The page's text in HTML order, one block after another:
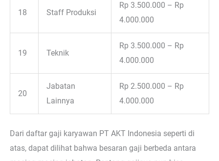
18 Staff Produksi
Rp 3.500.000 – Rp
4.000.000
19 Teknik
Rp 3.500.000 – Rp
4.000.000
20
Jabatan
Lainnya
Rp 2.500.000 – Rp
4.000.000
Dari daftar gaji karyawan PT AKT Indonesia seperti di
atas, dapat dilihat bahwa besaran gaji berbeda antara